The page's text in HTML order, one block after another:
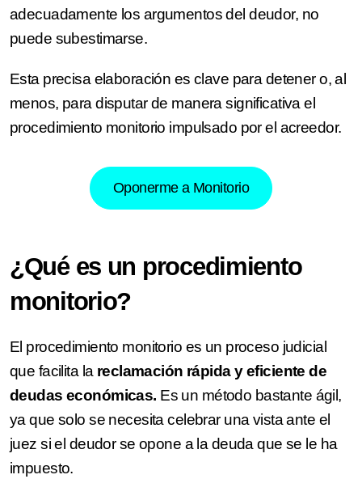
adecuadamente los argumentos del deudor, no
puede subestimarse.
Esta precisa elaboración es clave para detener o, al
menos, para disputar de manera significativa el
procedimiento monitorio impulsado por el acreedor.
Oponerme a Monitorio
¿Qué es un procedimiento
monitorio?
El procedimiento monitorio es un proceso judicial
que facilita la reclamación rápida y eficiente de
deudas económicas. Es un método bastante ágil,
ya que solo se necesita celebrar una vista ante el
juez si el deudor se opone a la deuda que se le ha
impuesto.